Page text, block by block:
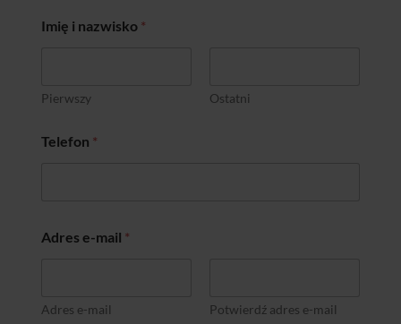
o
d
-
Imię i nazwisko *
Pierwszy Ostatni
Telefon *
Adres e-mail *
Adres e-mail
Potwierdź adres e-mail